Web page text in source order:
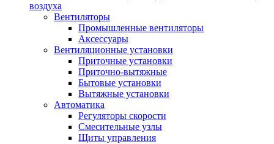
воздуха
Вентиляторы
Промышленные вентиляторы
Аксессуары
Вентиляционные установки
Приточные установки
Приточно-вытяжные
Бытовые установки
Вытяжные установки
Автоматика
Регуляторы скорости
Смесительные узлы
Щиты управления